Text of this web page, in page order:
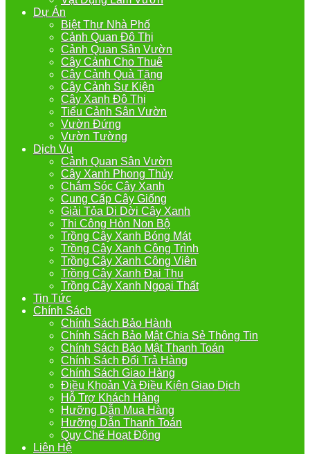
Dự Án
Biệt Thự Nhà Phố
Cảnh Quan Đô Thị
Cảnh Quan Sân Vườn
Cây Cảnh Cho Thuê
Cây Cảnh Quà Tặng
Cây Cảnh Sự Kiện
Cây Xanh Đô Thị
Tiểu Cảnh Sân Vườn
Vườn Đứng
Vườn Tường
Dịch Vụ
Cảnh Quan Sân Vườn
Cây Xanh Phong Thủy
Chắm Sóc Cây Xanh
Cung Cấp Cây Giống
Giải Tỏa Di Dời Cây Xanh
Thi Công Hòn Non Bộ
Trồng Cây Xanh Bóng Mát
Trồng Cây Xanh Công Trình
Trồng Cây Xanh Công Viên
Trồng Cây Xanh Đại Thụ
Trồng Cây Xanh Ngoại Thất
Tin Tức
Chính Sách
Chính Sách Bảo Hành
Chính Sách Bảo Mật Chia Sẻ Thông Tin
Chính Sách Bảo Mật Thanh Toán
Chính Sách Đổi Trả Hàng
Chính Sách Giao Hàng
Điều Khoản Và Điều Kiện Giao Dịch
Hỗ Trợ Khách Hàng
Hưỡng Dẫn Mua Hàng
Hưỡng Dẫn Thanh Toán
Quy Chế Hoạt Động
Liên Hệ